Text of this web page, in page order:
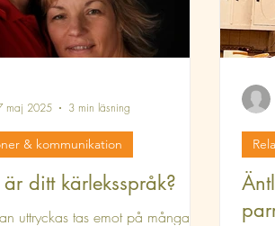
ditt kärleksspråk?
uttryckas tas emot på många
& kommunikation
maj 2025
3 min läsning